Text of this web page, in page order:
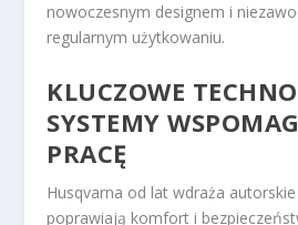
nowoczesnym designem i
regularnym użytkowaniu.
KLUCZOWE
SYSTEMY
PRACĘ
Husqvarna od lat wdraża
poprawiają komfort i